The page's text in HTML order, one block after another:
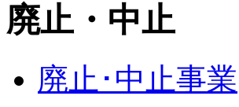
廃止・中止
廃止･中止事業